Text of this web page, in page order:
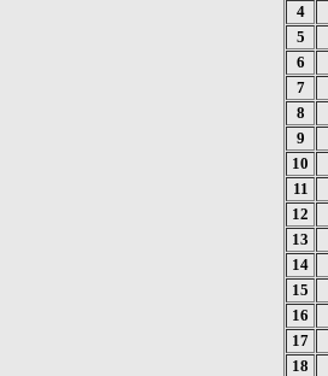
4
5
6
7
8
9
10
11
12
13
14
15
16
17
18